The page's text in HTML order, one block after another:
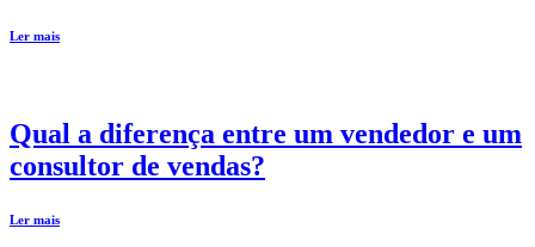
Ler mais
Qual a diferença entre um vendedor e um
consultor de vendas?
Ler mais